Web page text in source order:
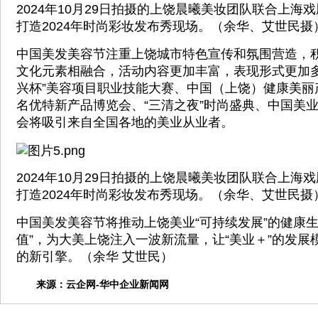
2024年10月29日拍摄的上饶晨曦美妆团队联合上海
打造2024年时尚彩妆发布秀现场。（余华、艾世民摄
中国美发美容节注重上饶城市特色宣传和氛围营造，
文化元素相融合，活动内容更加丰富，表现形式更加
兴杯”美容项目职业技能大赛、中国（上饶）健康美
名优特新产品博览会、“三清之夜”时尚盛典、中国美
会将吸引来自全国各地的美业从业者。
2024年10月29日拍摄的上饶晨曦美妆团队联合上海
打造2024年时尚彩妆发布秀现场。（余华、艾世民摄
中国美发美容节将推动上饶美业“可持续发展”的健康
值”，为大美上饶注入一波新流量，让“美业＋”的发展
的新引擎。（余华 艾世民）
来源： 云企网-华中企业新闻网